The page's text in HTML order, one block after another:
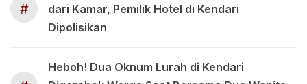
#
dari Kamar, Pemilik Hotel di Kendari
Dipolisikan
Heboh! Dua Oknum Lurah di Kendari